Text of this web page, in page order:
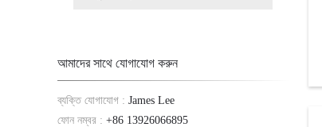
আমাদের সাথে যোগাযোগ করুন
ব্যক্তি যোগাযোগ : James Lee
ফোন নম্বর : +86 13926066895